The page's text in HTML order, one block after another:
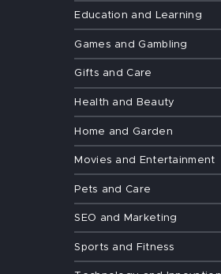
Education and Learning
Games and Gambling
Gifts and Care
Health and Beauty
Home and Garden
Movies and Entertainment
Pets and Care
SEO and Marketing
Sports and Fitness